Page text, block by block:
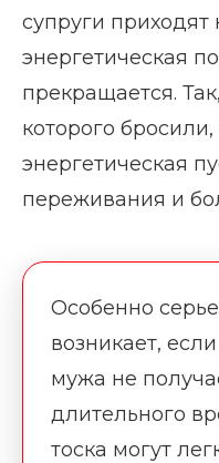
супруги приходят
энергетическая
прекращается.
которого
энергетическая
переживания и
Особенно
возникает,
мужа не
длительного
тоска могут